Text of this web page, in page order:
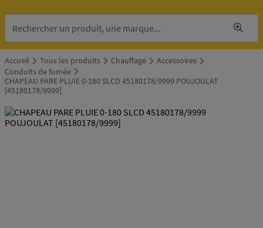
Accueil Tous les produits Chauffage
Accessoires
Conduits de fumée
CHAPEAU PARE PLUIE 0-180 SLCD 45180178/9999 POUJOULAT
[45180178/9999]